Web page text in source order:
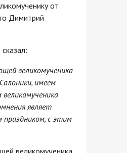
от
Димитрий
великомученика
имеем
являет
с этим